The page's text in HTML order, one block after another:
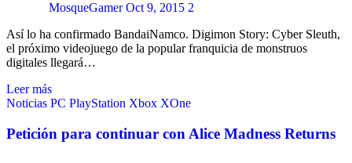
MosqueGamer Oct 9, 2015 2
Así lo ha confirmado BandaiNamco. Digimon Story: Cyber Sleuth,
el próximo videojuego de la popular franquicia de monstruos
digitales llegará…
Leer más
Noticias PC PlayStation Xbox XOne
Petición para continuar con Alice Madness Returns